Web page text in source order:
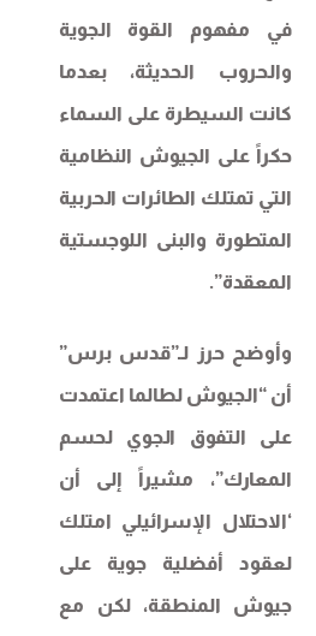
في مفهوم القوة الجوية
والحروب الحديثة، بعدما
كانت السيطرة على السماء
حكراً على الجيوش النظامية
التي تمتلك الطائرات الحربية
المتطورة والبنى اللوجستية
المعقدة”.
وأوضح حرز لـ”قدس برس”
أن “الجيوش لطالما اعتمدت
على التفوق الجوي لحسم
المعارك”، مشيراً إلى أن
‘الاحتلال الإسرائيلي امتلك
لعقود أفضلية جوية على
جيوش المنطقة، لكن مع